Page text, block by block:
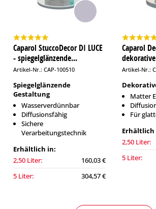
Caparol StuccoDecor DI LUCE
- spiegelglänzende...
Artikel-Nr.: CAP-100510
Spiegelglänzende
Gestaltung
Wasserverdünnbar
Diffusionsfähig
Sichere
Verarbeitungstechnik
Erhältlich in:
2,50 Liter:
160,03 €
5 Liter:
304,57 €
Caparol
Artikel-Nr.:
Matter
Für
Erhältlich
2,50 Liter:
5 Liter: